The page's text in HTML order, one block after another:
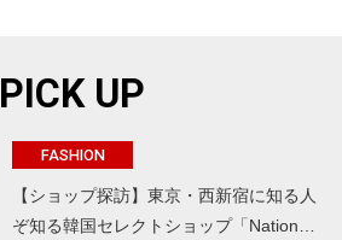
PICK UP
FASHION
【ショップ探訪】東京・西新宿に知る人
ぞ知る韓国セレクトショップ「Nation…